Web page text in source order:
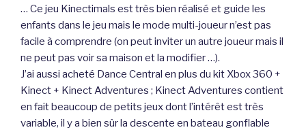
… Ce jeu Kinectimals est très bien réalisé et guide les
enfants dans le jeu mais le mode multi-joueur n’est pas
facile à comprendre (on peut inviter un autre joueur mais il
ne peut pas voir sa maison et la modifier …).
J’ai aussi acheté Dance Central en plus du kit Xbox 360 +
Kinect + Kinect Adventures ; Kinect Adventures contient
en fait beaucoup de petits jeux dont l’intérêt est très
variable, il y a bien sûr la descente en bateau gonflable